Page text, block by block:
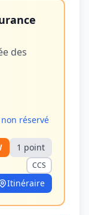
des
réservé
1 point
CCS
Itinéraire